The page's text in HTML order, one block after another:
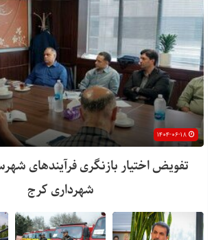
تفویض اختیار بازنگری فرآیندهای
شهرداری کرج